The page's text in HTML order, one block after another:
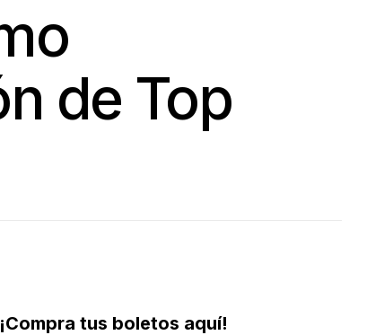
de Top
¡Compra tus boletos aquí!